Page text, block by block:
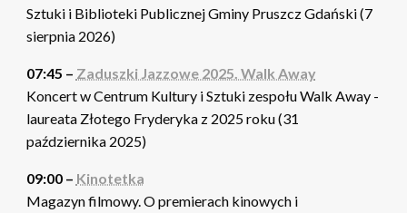
Sztuki i Biblioteki Publicznej Gminy Pruszcz Gdański (7
sierpnia 2026)
07:45 – Zaduszki Jazzowe 2025. Walk Away
Koncert w Centrum Kultury i Sztuki zespołu Walk Away -
laureata Złotego Fryderyka z 2025 roku (31
października 2025)
09:00 – Kinotetka
Magazyn filmowy. O premierach kinowych i